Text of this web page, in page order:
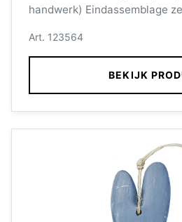
handwerk) Eindassemblage zeephangers wordt
de arbeidsmarkt.
Art. 123564
BEKIJK